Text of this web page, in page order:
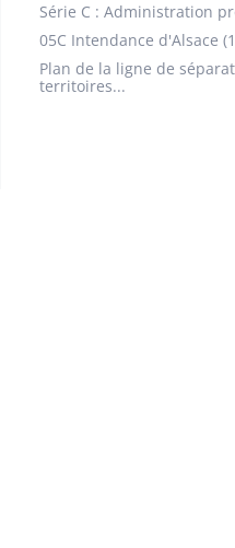
Série C : Administration
05C Intendance d'Alsace
Plan de la ligne de
territoires...